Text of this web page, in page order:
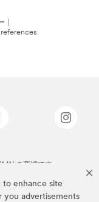
to enhance site
you advertisements
社の商標です。